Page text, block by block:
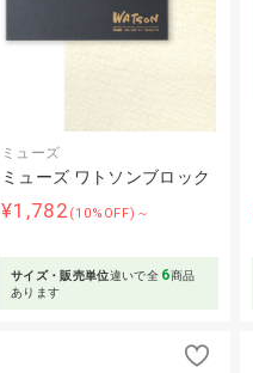
ミューズ
ミューズ ワトソンブロック
¥1,782 (10%OFF)～
サイズ・販売単位違いで全 6商品
あります